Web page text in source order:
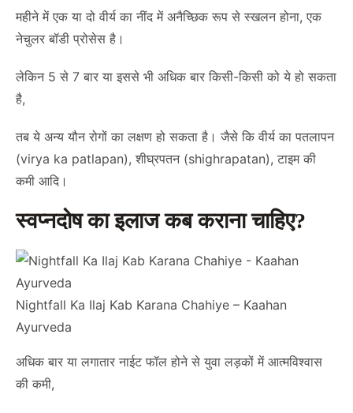
महीने में एक या दो वीर्य का नींद में अनैच्छिक रूप से स्खलन होना, एक
नेचुलर बॉडी प्रोसेस है।
लेकिन 5 से 7 बार या इससे भी अधिक बार किसी-किसी को ये हो सकता
है,
तब ये अन्य यौन रोगों का लक्षण हो सकता है। जैसे कि वीर्य का पतलापन
(virya ka patlapan), शीघ्रपतन (shighrapatan), टाइम की
कमी आदि।
स्वप्नदोष का इलाज कब कराना चाहिए?
Nightfall Ka Ilaj Kab Karana Chahiye – Kaahan
Ayurveda
अधिक बार या लगातार नाईट फॉल होने से युवा लड़कों में आत्मविश्वास
की कमी,